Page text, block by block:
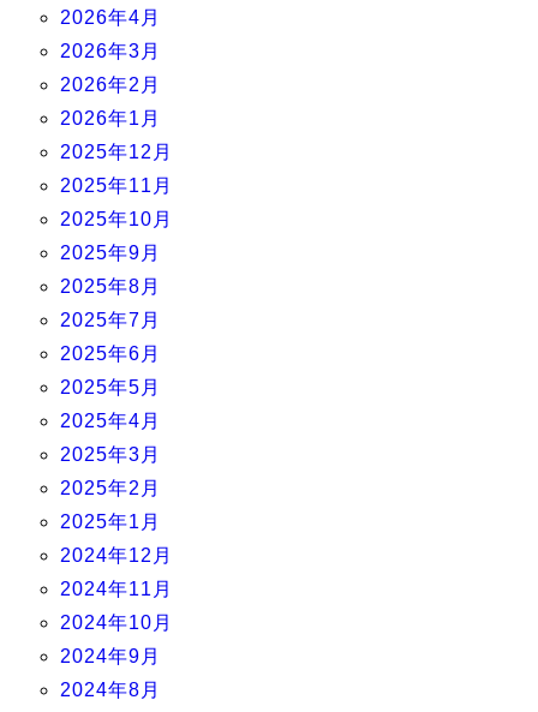
2026年4月
2026年3月
2026年2月
2026年1月
2025年12月
2025年11月
2025年10月
2025年9月
2025年8月
2025年7月
2025年6月
2025年5月
2025年4月
2025年3月
2025年2月
2025年1月
2024年12月
2024年11月
2024年10月
2024年9月
2024年8月